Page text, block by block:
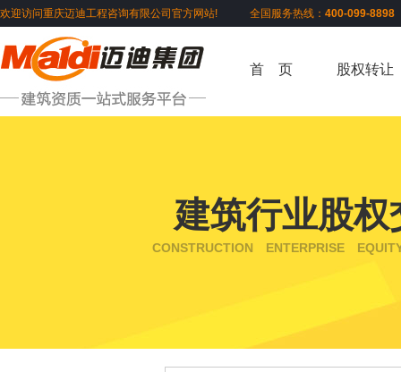
欢迎访问重庆迈迪工程咨询有限公司官方网站! 全国服务热线： 400-099-
首 页 股权转让
建筑行业股权
CONSTRUCTION ENTERPRISE